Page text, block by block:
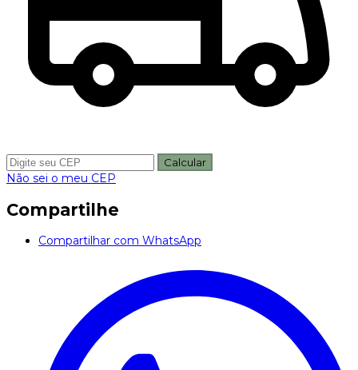
Calcular
Não sei o meu CEP
Compartilhe
Compartilhar com WhatsApp